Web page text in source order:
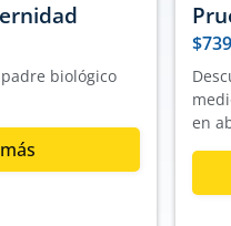
biológico
$
en